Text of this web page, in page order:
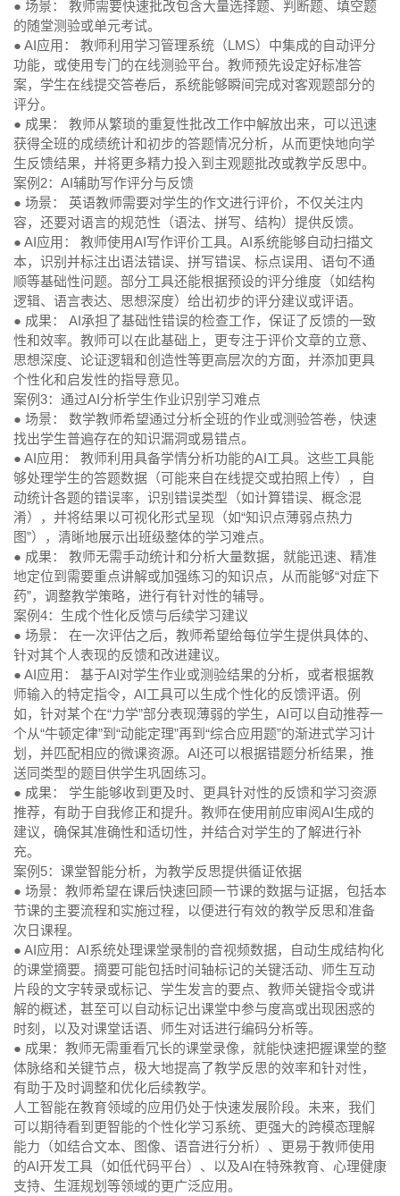
● 场景：
教师需要快速批改包含大量选择题、判断题、填空题
的随堂测验或单元考试。
● AI应用：
教师利用学习管理系统（LMS）中集成的自动评分
功能，或使用专门的在线测验平台。教师预先设定好标准答
案，学生在线提交答卷后，系统能够瞬间完成对客观题部分的
评分。
● 成果：
教师从繁琐的重复性批改工作中解放出来，可以迅速
获得全班的成绩统计和初步的答题情况分析，从而更快地向学
生反馈结果，并将更多精力投入到主观题批改或教学反思中。
案例2：AI辅助写作评分与反馈
● 场景：
英语教师需要对学生的作文进行评价，不仅关注内
容，还要对语言的规范性（语法、拼写、结构）提供反馈。
● AI应用：
教师使用AI写作评价工具。AI系统能够自动扫描文
本，识别并标注出语法错误、拼写错误、标点误用、语句不通
顺等基础性问题。部分工具还能根据预设的评分维度（如结构
逻辑、语言表达、思想深度）给出初步的评分建议或评语。
● 成果： AI承担了基础性错误的检查工作，保证了反馈的一致
性和效率。教师可以在此基础上，更专注于评价文章的立意、
思想深度、论证逻辑和创造性等更高层次的方面，并添加更具
个性化和启发性的指导意见。
案例3：通过AI分析学生作业识别学习难点
● 场景：
数学教师希望通过分析全班的作业或测验答卷，快速
找出学生普遍存在的知识漏洞或易错点。
● AI应用：
教师利用具备学情分析功能的AI工具。这些工具能
够处理学生的答题数据（可能来自在线提交或拍照上传），自
动统计各题的错误率，识别错误类型（如计算错误、概念混
淆），并将结果以可视化形式呈现（如“知识点薄弱点热力
图”），清晰地展示出班级整体的学习难点。
● 成果：
教师无需手动统计和分析大量数据，就能迅速、精准
地定位到需要重点讲解或加强练习的知识点，从而能够“对症下
药”，调整教学策略，进行有针对性的辅导。
案例4：生成个性化反馈与后续学习建议
● 场景：
在一次评估之后，教师希望给每位学生提供具体的、
针对其个人表现的反馈和改进建议。
● AI应用：
基于AI对学生作业或测验结果的分析，或者根据教
师输入的特定指令，AI工具可以生成个性化的反馈评语。例
如，针对某个在“力学”部分表现薄弱的学生，AI可以自动推荐一
个从“牛顿定律”到“动能定理”再到“综合应用题”的渐进式学习计
划，并匹配相应的微课资源。AI还可以根据错题分析结果，推
送同类型的题目供学生巩固练习。
● 成果：
学生能够收到更及时、更具针对性的反馈和学习资源
推荐，有助于自我修正和提升。教师在使用前应审阅AI生成的
建议，确保其准确性和适切性，并结合对学生的了解进行补
充。
案例5：课堂智能分析，为教学反思提供循证依据
● 场景： 教师希望在课后快速回顾一节课的数据与证据，包括本
节课的主要流程和实施过程，以便进行有效的教学反思和准备
次日课程。
● AI应用： AI系统处理课堂录制的音视频数据，自动生成结构化
的课堂摘要。摘要可能包括时间轴标记的关键活动、师生互动
片段的文字转录或标记、学生发言的要点、教师关键指令或讲
解的概述，甚至可以自动标记出课堂中参与度高或出现困惑的
时刻，以及对课堂话语、师生对话进行编码分析等。
● 成果： 教师无需重看冗长的课堂录像，就能快速把握课堂的整
体脉络和关键节点，极大地提高了教学反思的效率和针对性，
有助于及时调整和优化后续教学。
人工智能在教育领域的应用仍处于快速发展阶段。未来，我们
可以期待看到更智能的个性化学习系统、更强大的跨模态理解
能力（如结合文本、图像、语音进行分析）、更易于教师使用
的AI开发工具（如低代码平台）、以及AI在特殊教育、心理健康
支持、生涯规划等领域的更广泛应用。